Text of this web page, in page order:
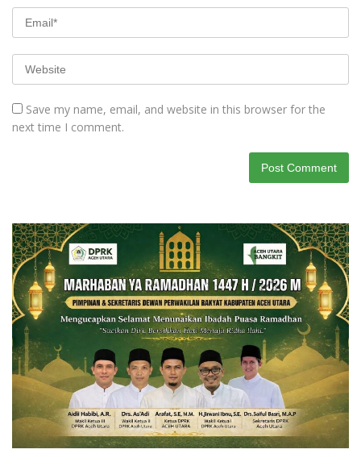
Save my name, email, and website in this browser for the
next time I comment.